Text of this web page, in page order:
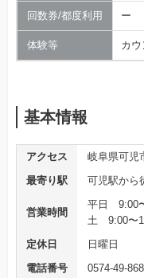
回数券/都度利用 ー
体験等 カウ
基本情報
アクセス
岐阜県可児
最寄り駅
可児駅から
営業時間
平日 9:00
土 9:00〜
定休日
日曜日
電話番号
0574-49-